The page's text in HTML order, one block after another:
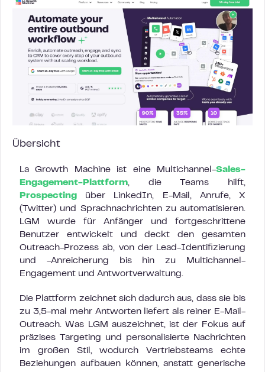
Übersicht
La Growth Machine ist eine Multichannel-Sales-
Engagement-Plattform, die Teams hilft,
Prospecting über LinkedIn, E-Mail, Anrufe, X
(Twitter) und Sprachnachrichten zu automatisieren.
LGM wurde für Anfänger und fortgeschrittene
Benutzer entwickelt und deckt den gesamten
Outreach-Prozess ab, von der Lead-Identifizierung
und -Anreicherung bis hin zu Multichannel-
Engagement und Antwortverwaltung.
Die Plattform zeichnet sich dadurch aus, dass sie bis
zu 3,5-mal mehr Antworten liefert als reiner E-Mail-
Outreach. Was LGM auszeichnet, ist der Fokus auf
präzises Targeting und personalisierte Nachrichten
im großen Stil, wodurch Vertriebsteams echte
Beziehungen aufbauen können, anstatt generische